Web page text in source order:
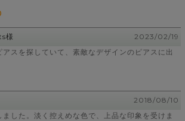
様
2023/02/19
スを探していて、素敵なデザインのピアスに出
2018/08/10
した。淡く控えめな色で、上品な印象を受けま